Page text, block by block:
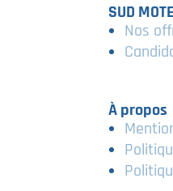
SUD
Nos
À propos